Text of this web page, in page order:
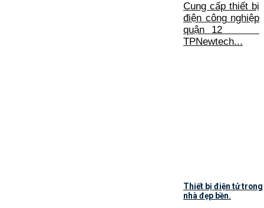
Cung cấp thiết bị
điện công nghiệp
quận 12
TPNewtech...
Thiết bị điện tử trong
nhà đẹp bền.